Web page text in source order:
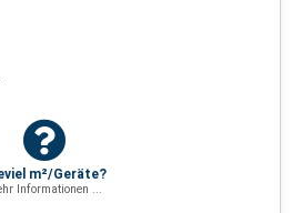
m²/Geräte?
Informationen ...